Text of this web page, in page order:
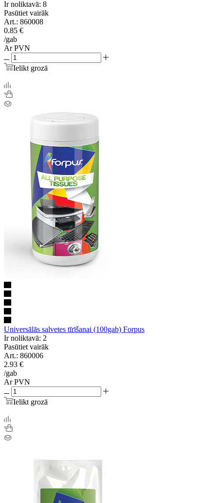
Ir noliktavā: 8
Pasūtiet vairāk
Art.: 860008
0.85 €
/gab
Ar PVN
Ielikt grozā
Universālās salvetes tīrīšanai (100gab) Forpus
Ir noliktavā: 2
Pasūtiet vairāk
Art.: 860006
2.93 €
/gab
Ar PVN
Ielikt grozā